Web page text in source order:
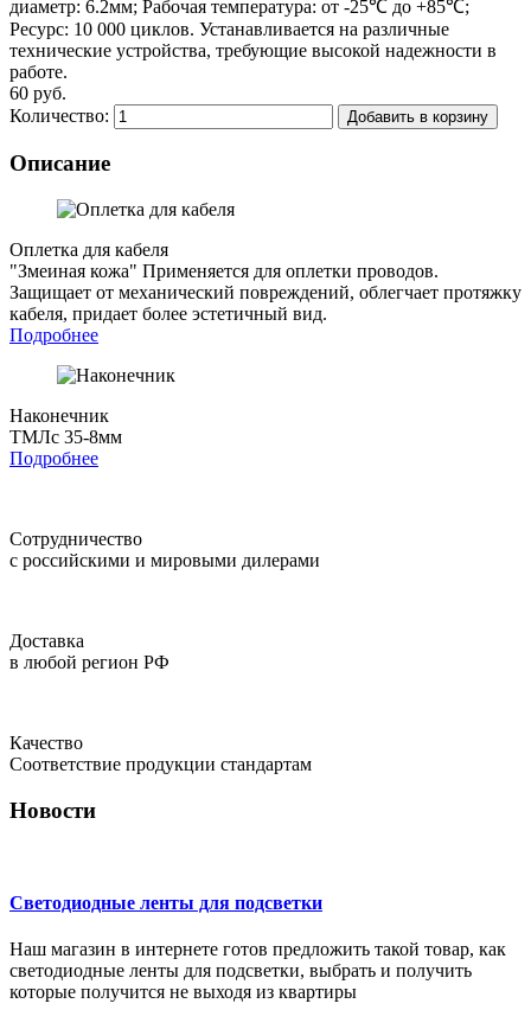
диаметр: 6.2мм; Рабочая температура: от -25℃ до +85℃;
Ресурс: 10 000 циклов. Устанавливается на различные
технические устройства, требующие высокой надежности в
работе.
60 руб.
Количество:
Добавить в корзину
Описание
Оплетка для кабеля
"Змеиная кожа" Применяется для оплетки проводов.
Защищает от механический повреждений, облегчает протяжку
кабеля, придает более эстетичный вид.
Подробнее
Наконечник
ТМЛс 35-8мм
Подробнее
Сотрудничество
с российскими и мировыми дилерами
Доставка
в любой регион РФ
Качество
Соответствие продукции стандартам
Новости
Светодиодные ленты для подсветки
Наш магазин в интернете готов предложить такой товар, как
светодиодные ленты для подсветки, выбрать и получить
которые получится не выходя из квартиры